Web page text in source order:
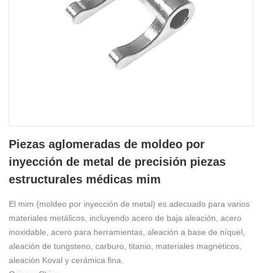
Piezas aglomeradas de moldeo por
inyección de metal de precisión piezas
estructurales médicas mim
El mim (moldeo por inyección de metal) es adecuado para varios
materiales metálicos, incluyendo acero de baja aleación, acero
inoxidable, acero para herramientas, aleación a base de níquel,
aleación de tungsteno, carburo, titanio, materiales magnéticos,
aleación Koval y cerámica fina.